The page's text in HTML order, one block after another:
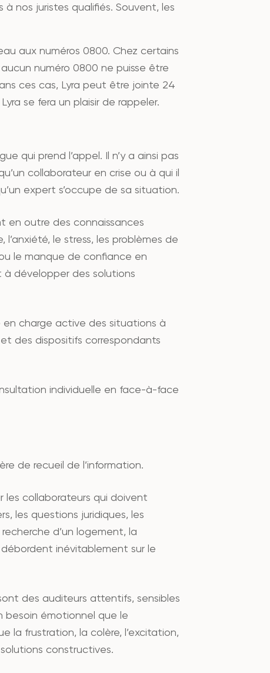
nos juristes qualifiés. Souvent, les
aux numéros 0800. Chez certains
numéro 0800 ne puisse être
ces cas, Lyra peut être jointe 24
se fera un plaisir de rappeler.
qui prend l’appel. Il n’y a ainsi pas
collaborateur en crise ou à qui il
expert s’occupe de sa situation.
en outre des connaissances
le stress, les problèmes de
le manque de confiance en
à développer des solutions
en charge active des situations à
des dispositifs correspondants
individuelle en face-à-face
de recueil de l’information.
les collaborateurs qui doivent
les questions juridiques, les
d’un logement, la
inévitablement sur le
des auditeurs attentifs, sensibles
besoin émotionnel que le
la frustration, la colère, l’excitation,
constructives.